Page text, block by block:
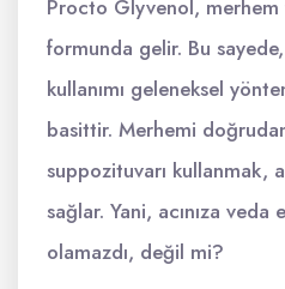
Procto Glyvenol,
formunda gelir. Bu
kullanımı geleneksel
basittir. Merhemi
suppozituvarı kullanmak,
sağlar. Yani, acınıza
olamazdı, değil mi?